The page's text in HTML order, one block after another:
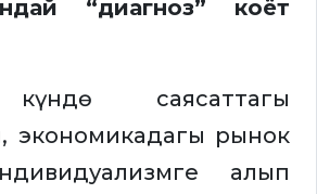
“диагноз” коёт
саясаттагы
экономикадагы рынок
алып